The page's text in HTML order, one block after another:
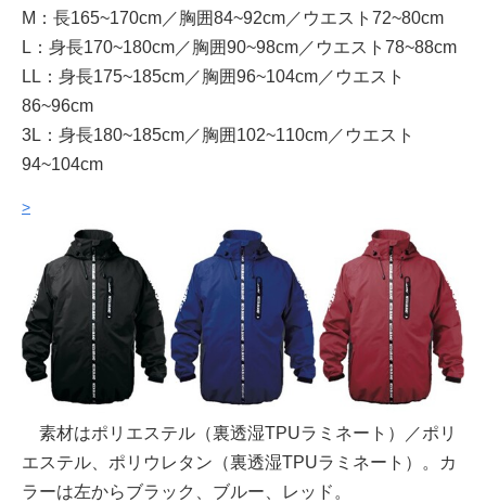
M：長165~170cm／胸囲84~92cm／ウエスト72~80cm
L：身長170~180cm／胸囲90~98cm／ウエスト78~88cm
LL：身長175~185cm／胸囲96~104cm／ウエスト
86~96cm
3L：身長180~185cm／胸囲102~110cm／ウエスト
94~104cm
>
素材はポリエステル（裏透湿TPUラミネート）／ポリ
エステル、ポリウレタン（裏透湿TPUラミネート）。カ
ラーは左からブラック、ブルー、レッド。